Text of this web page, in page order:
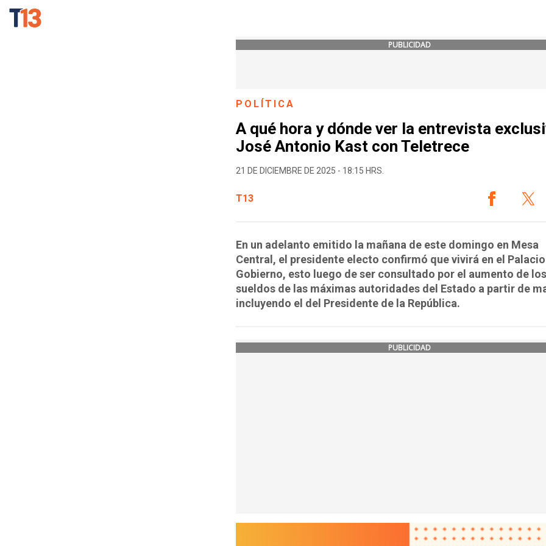
PUBLICIDAD
POLÍTICA
A qué hora y dónde ver la entrevista
José Antonio Kast con Teletrece
21 DE DICIEMBRE DE 2025 - 18:15 HRS.
T13
En un adelanto emitido la mañana de este domingo en Mesa
Central, el presidente electo confirmó que vivirá en el
Gobierno, esto luego de ser consultado por el aumento de los
sueldos de las máximas autoridades del Estado a partir de
incluyendo el del Presidente de la República.
PUBLICIDAD